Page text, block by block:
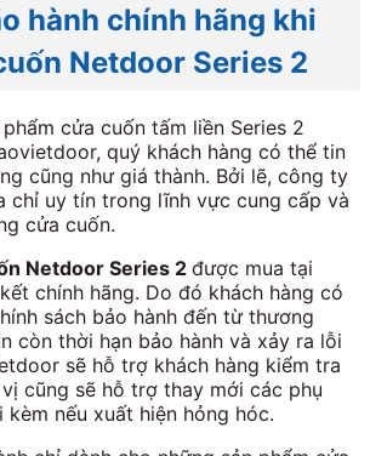
hành chính hãng khi
Netdoor Series 2
cửa cuốn tấm liền Series 2
quý khách hàng có thể tin
cũng như giá thành. Bởi lẽ, công ty
chỉ uy tín trong lĩnh vực cung cấp và
cửa cuốn.
Netdoor Series 2được mua tại
chính hãng. Do đó khách hàng có
sách bảo hành đến từ thương
còn thời hạn bảo hành và xảy ra lỗi
sẽ hỗ trợ khách hàng kiểm tra
cũng sẽ hỗ trợ thay mới các phụ
kèm nếu xuất hiện hỏng hóc.